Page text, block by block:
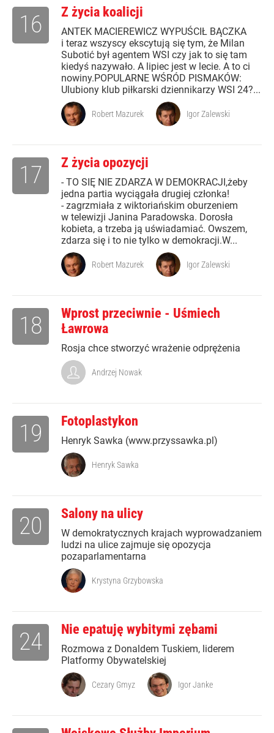
Z życia koalicji
ANTEK MACIEREWICZ WYPUŚCIŁ BĄCZKA
i teraz wszyscy ekscytują się tym, że Milan
Subotić był agentem WSI czy jak to się tam
kiedyś nazywało. A lipiec jest w lecie. A to ci
nowiny.POPULARNE WŚRÓD PISMAKÓW:
Ulubiony klub piłkarski dziennikarzy WSI 24?...
16
Robert Mazurek Igor Zalewski
Z życia opozycji
- TO SIĘ NIE ZDARZA W DEMOKRACJI,żeby
jedna partia wyciągała drugiej członka!
- zagrzmiała z wiktoriańskim oburzeniem
w telewizji Janina Paradowska. Dorosła
kobieta, a trzeba ją uświadamiać. Owszem,
zdarza się i to nie tylko w demokracji.W...
17
Robert Mazurek Igor Zalewski
Wprost przeciwnie - Uśmiech
Ławrowa
Rosja chce stworzyć wrażenie odprężenia
18
Andrzej Nowak
Fotoplastykon
Henryk Sawka (www.przyssawka.pl)
19
Henryk Sawka
Salony na ulicy
W demokratycznych krajach wyprowadzaniem
ludzi na ulice zajmuje się opozycja
pozaparlamentarna
20
Krystyna Grzybowska
Nie epatuję wybitymi zębami
Rozmowa z Donaldem Tuskiem, liderem
Platformy Obywatelskiej
24
Cezary Gmyz Igor Janke